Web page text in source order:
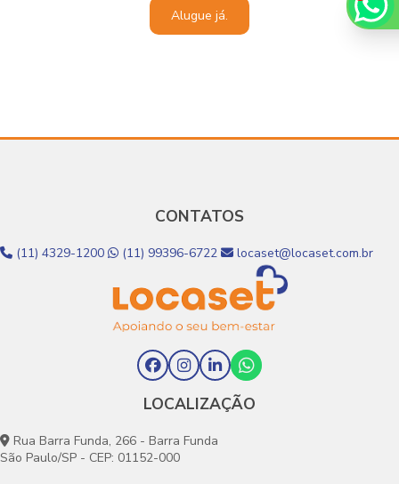
Alugue já.
CONTATOS
(11) 4329-1200 (11) 99396-6722 locaset@locaset.com.br
LOCALIZAÇÃO
Rua Barra Funda, 266 - Barra Funda
São Paulo/SP - CEP: 01152-000